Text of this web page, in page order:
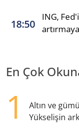
18:50
ING,
En Çok
1
Altın ve
Yükselişin